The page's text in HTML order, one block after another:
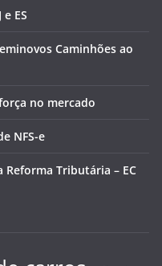
ES
Caminhões ao
no mercado
NFS-e
Reforma Tributária – EC